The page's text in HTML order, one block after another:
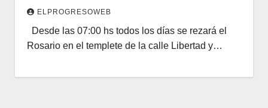
ELPROGRESOWEB
Desde las 07:00 hs todos los días se rezará el
Rosario en el templete de la calle Libertad y…